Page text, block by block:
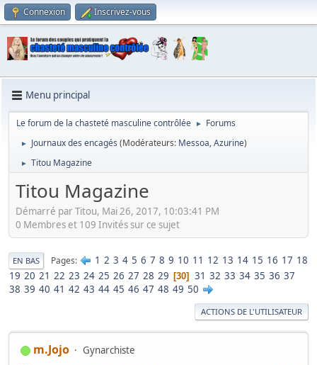
Connexion Inscrivez-vous
Menu principal
Le forum de la chasteté masculine contrôlée ► Forums
► Journaux des encagés (Modérateurs: Messoa,Azurine)
► Titou Magazine
Titou Magazine
Démarré par Titou, Mai 26, 2017, 10:03:41 PM
0 Membres et 109 Invités sur ce sujet
EN BAS Pages 1 2 3 4 5 6 7 8 9 10 11 12 13 14 15 16 17 18
19 20 21 22 23 24 25 26 27 28 29 30 31 32 33 34 35 36 37
38 39 40 41 42 43 44 45 46 47 48 49 50
ACTIONS DE L'UTILISATEUR
m.Jojo
Gynarchiste